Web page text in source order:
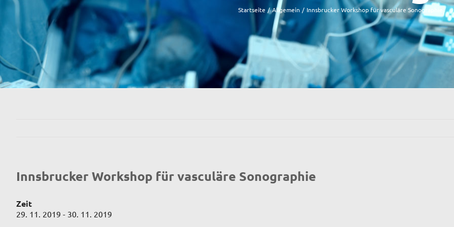
Startseite Allgemein Innsbrucker Workshop für vasculäre Sonographie
Innsbrucker Workshop für vasculäre Sonographie
Zeit
29. 11. 2019 - 30. 11. 2019